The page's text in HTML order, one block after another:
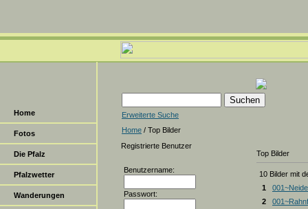
Home
Fotos
Die Pfalz
Pfalzwetter
Wanderungen
Erweiterte Suche
Home / Top Bilder
Registrierte Benutzer
Benutzername:
Passwort:
Top Bilder
10 Bilder mit
1
2